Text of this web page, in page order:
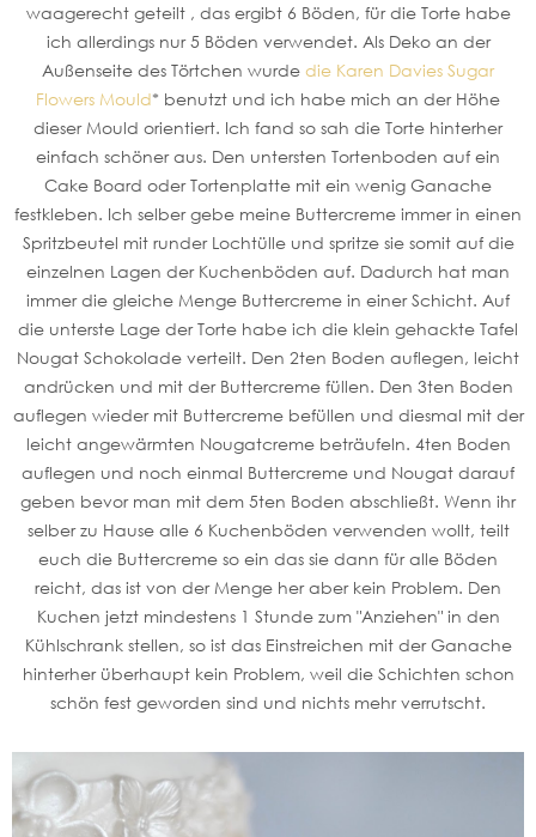
waagerecht geteilt , das ergibt 6 Böden, für die Torte habe
ich allerdings nur 5 Böden verwendet. Als Deko an der
Außenseite des Törtchen wurde die Karen Davies Sugar
Flowers Mould* benutzt und ich habe mich an der Höhe
dieser Mould orientiert. Ich fand so sah die Torte hinterher
einfach schöner aus. Den untersten Tortenboden auf ein
Cake Board oder Tortenplatte mit ein wenig Ganache
festkleben. Ich selber gebe meine Buttercreme immer in einen
Spritzbeutel mit runder Lochtülle und spritze sie somit auf die
einzelnen Lagen der Kuchenböden auf. Dadurch hat man
immer die gleiche Menge Buttercreme in einer Schicht. Auf
die unterste Lage der Torte habe ich die klein gehackte Tafel
Nougat Schokolade verteilt. Den 2ten Boden auflegen, leicht
andrücken und mit der Buttercreme füllen. Den 3ten Boden
auflegen wieder mit Buttercreme befüllen und diesmal mit der
leicht angewärmten Nougatcreme beträufeln. 4ten Boden
auflegen und noch einmal Buttercreme und Nougat darauf
geben bevor man mit dem 5ten Boden abschließt. Wenn ihr
selber zu Hause alle 6 Kuchenböden verwenden wollt, teilt
euch die Buttercreme so ein das sie dann für alle Böden
reicht, das ist von der Menge her aber kein Problem. Den
Kuchen jetzt mindestens 1 Stunde zum "Anziehen" in den
Kühlschrank stellen, so ist das Einstreichen mit der Ganache
hinterher überhaupt kein Problem, weil die Schichten schon
schön fest geworden sind und nichts mehr verrutscht.